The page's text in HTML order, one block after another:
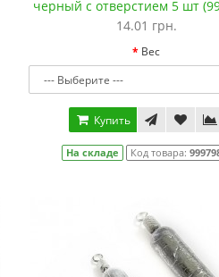
черный с отверстием 5 шт
14.01 грн.
Вес
Купить
На складе Код товара: